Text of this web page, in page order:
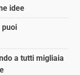
idee
puoi
a tutti migliaia